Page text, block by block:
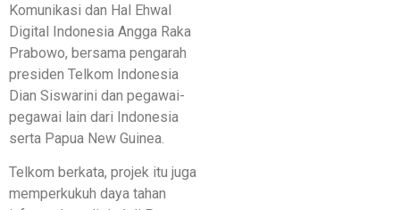
Komunikasi dan Hal Ehwal
Digital Indonesia Angga Raka
Prabowo, bersama pengarah
presiden Telkom Indonesia
Dian Siswarini dan pegawai-
pegawai lain dari Indonesia
serta Papua New Guinea.
Telkom berkata, projek itu juga
memperkukuh daya tahan